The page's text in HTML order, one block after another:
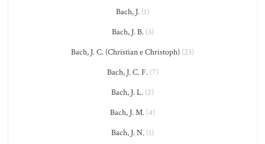
Bach, J. (1)
Bach, J. B.(3)
Bach, J. C. (Christian e Christoph) (23)
Bach, J. C. F.(7)
Bach, J. L. (2)
Bach, J. M. (4)
Bach, J. N. (1)